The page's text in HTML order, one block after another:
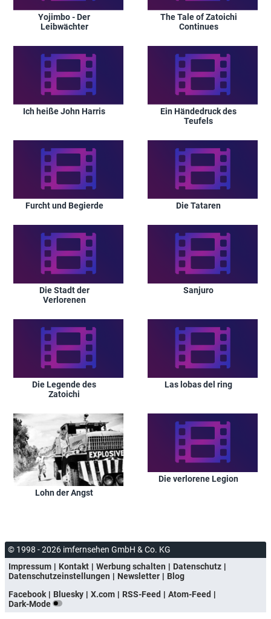
Yojimbo - Der
Leibwächter
The Tale of Zatoichi
Continues
Ich heiße John Harris
Ein Händedruck des
Teufels
Furcht und Begierde Die Tataren
Die Stadt der
Verlorenen
Sanjuro
Die Legende des
Zatoichi
Las lobas del ring
Lohn der Angst
Die verlorene Legion
© 1998 - 2026 imfernsehen GmbH & Co. KG
Impressum
Kontakt Werbung schalten
Datenschutz
Datenschutzeinstellungen
Newsletter
Blog
Facebook
Bluesky X.com RSS-Feed
Atom-Feed
Dark-Mode